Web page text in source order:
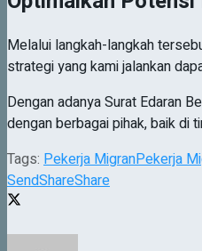
Melalui langkah-langkah
strategi yang kami jalankan
Dengan adanya Surat Edaran
dengan berbagai pihak, baik di
Tags: Pekerja MigranPekerja
SendShareShare